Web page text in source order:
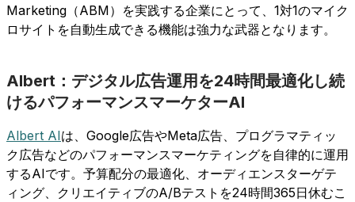
Marketing（ABM）を実践する企業にとって、1対1のマイク
ロサイトを自動生成できる機能は強力な武器となります。
Albert：デジタル広告運用を24時間最適化し続
けるパフォーマンスマーケターAI
Albert AIは、Google広告やMeta広告、プログラマティッ
ク広告などのパフォーマンスマーケティングを自律的に運用
するAIです。予算配分の最適化、オーディエンスターゲテ
ィング、クリエイティブのA/Bテストを24時間365日休むこ